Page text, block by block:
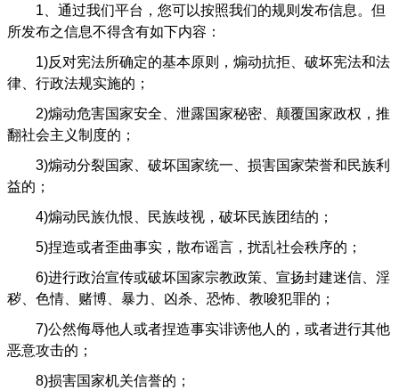
1 、通过我们平台，您可以按照我们的规则发布信息。但
所发布之信息不得含有如下内容：
1)反对宪法所确定的基本原则，煽动抗拒、破坏宪法和法
律、行政法规实施的；
2)煽动危害国家安全、泄露国家秘密、颠覆国家政权，推
翻社会主义制度的；
3)煽动分裂国家、破坏国家统一、损害国家荣誉和民族利
益的；
4)煽动民族仇恨、民族歧视，破坏民族团结的；
5)捏造或者歪曲事实，散布谣言，扰乱社会秩序的；
6)进行政治宣传或破坏国家宗教政策、宣扬封建迷信、淫
秽、色情、赌博、暴力、凶杀、恐怖、教唆犯罪的；
7)公然侮辱他人或者捏造事实诽谤他人的，或者进行其他
恶意攻击的；
8)损害国家机关信誉的；